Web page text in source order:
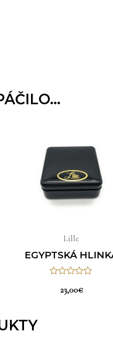
Lille
EGYPTSKÁ
Hodnotenie
23,00€